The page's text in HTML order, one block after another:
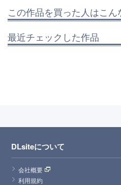
この作品を買った人はこ
最近チェックした作品
DLsiteについて
会社概要
利用規約